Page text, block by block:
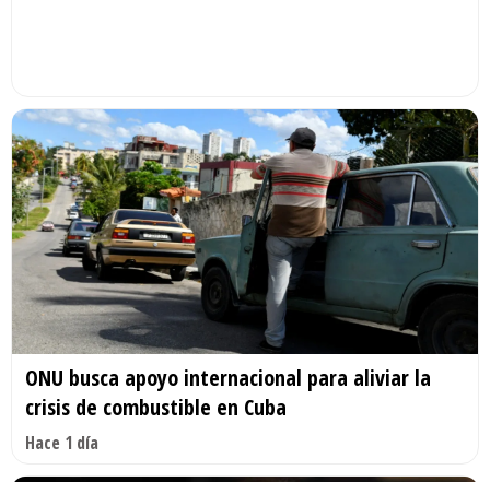
ONU busca apoyo internacional para aliviar la
crisis de combustible en Cuba
Hace 1 día